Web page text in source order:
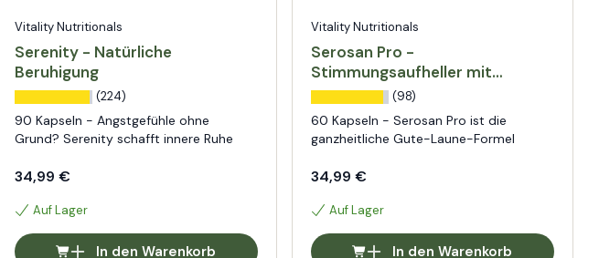
Vitality Nutritionals
Serenity - Natürliche
Beruhigung
(224)
90 Kapseln - Angstgefühle ohne
Grund? Serenity schafft innere Ruhe
34,99 €
Auf Lager
In den Warenkorb
Vitality Nutritionals
Serosan Pro -
Stimmungsaufheller mit
Safran
(98)
60 Kapseln - Serosan Pro ist die
ganzheitliche Gute-Laune-Formel
34,99 €
Auf Lager
In den Warenkorb